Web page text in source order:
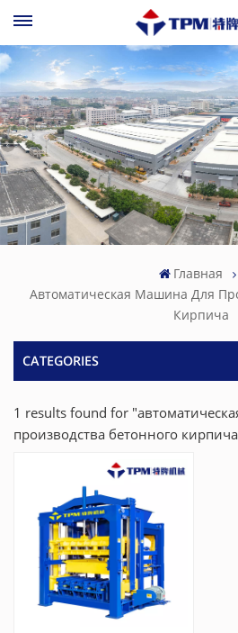
Главная
Автоматическая Машина Для
Кирпича
CATEGORIES
1 results found for
производства бетонного